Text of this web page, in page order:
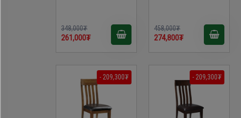
348,000₮
261,000₮
458,000₮
274,800₮
- 209,300₮ - 209,300₮